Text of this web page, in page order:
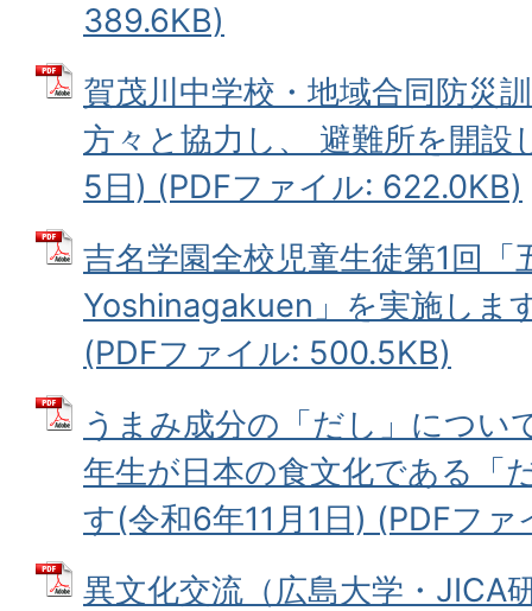
389.6KB)
賀茂川中学校・地域合同防災
方々と協力し、 避難所を開設
5日) (PDFファイル: 622.0KB)
吉名学園全校児童生徒第1回「
Yoshinagakuen」を実施しま
(PDFファイル: 500.5KB)
うまみ成分の「だし」につい
年生が日本の食文化である「
す(令和6年11月1日) (PDFフ
異文化交流（広島大学・JICA